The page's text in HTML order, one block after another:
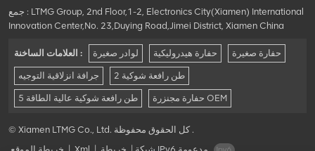
جمع : LTMG Group, 2nd Floor,1-2, Electronics City(Xiamen) International
Innovation Center,No. 23,Duying Road,Jimei District, Xiamen China
العلامات الساخنة : لوادر صغيرة حفارة هيدروليكية حفارة صغيرة
جرافة انزلاقية التوجيه 2 طن رافعة شوكية
5 طن رافعة شوكية عالية الطاقة حفارة مجنزرة OEM
© Xiamen LTMG Co., Ltd. كل الحقوق محفوظة .